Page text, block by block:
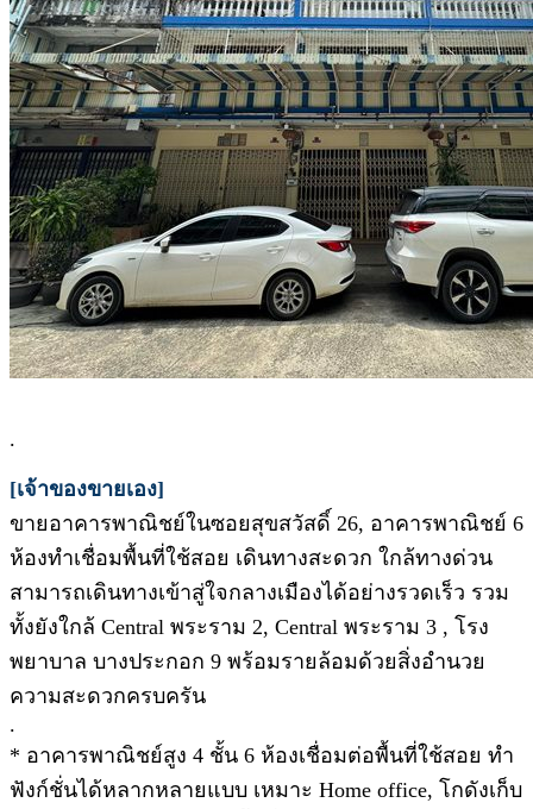
.
[เจ้าของขายเอง]
ขายอาคารพาณิชย์ในซอยสุขสวัสดิ์ 26, อาคารพาณิชย์ 6
ห้องทำเชื่อมพื้นที่ใช้สอย เดินทางสะดวก ใกล้ทางด่วน
สามารถเดินทางเข้าสู่ใจกลางเมืองได้อย่างรวดเร็ว รวม
ทั้งยังใกล้ Central พระราม 2, Central พระราม 3 , โรง
พยาบาล บางประกอก 9 พร้อมรายล้อมด้วยสิ่งอำนวย
ความสะดวกครบครัน
.
* อาคารพาณิชย์สูง 4 ชั้น 6 ห้องเชื่อมต่อพื้นที่ใช้สอย ทำ
ฟังก์ชั่นได้หลากหลายแบบ เหมาะ Home office, โกดังเก็บ